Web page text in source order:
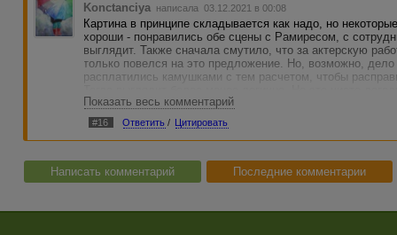
Konctanciya написала 03.12.2021 в 00:08
Картина в принципе складывается как надо, но
хороши - понравились обе сцены с Рамиресом, с
выглядит. Также сначала смутило, что за актерскую
только повелся на это предложение. Но, возможно,
расплатились камушками с тем расчетом, чтобы
рассказе, было бы понятнее. Еще мне сомнительно, что
услышал по звуку, куда упал нож, успел схватить его и
сомнительно. Что гг не стал разворачивать сверток,
там был булыжник, он вряд ли бы стал качать права.
волос", а что в этом сочетании удивительного? Я
все вышесказанное, рассказ мне понравился, он вполне
Показать весь комментарий
#16 Ответить / Цитировать
Написать комментарий Последние комментарии